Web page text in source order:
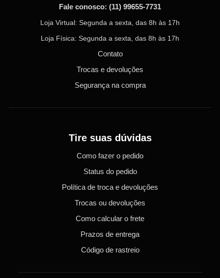
Fale conosco: (11) 99655-7731
Loja Virtual: Segunda a sexta, das 8h às 17h
Loja Física: Segunda a sexta, das 8h às 17h
Contato
Trocas e devoluções
Segurança na compra
Tire suas dúvidas
Como fazer o pedido
Status do pedido
Política de troca e devoluções
Trocas ou devoluções
Como calcular o frete
Prazos de entrega
Código de rastreio